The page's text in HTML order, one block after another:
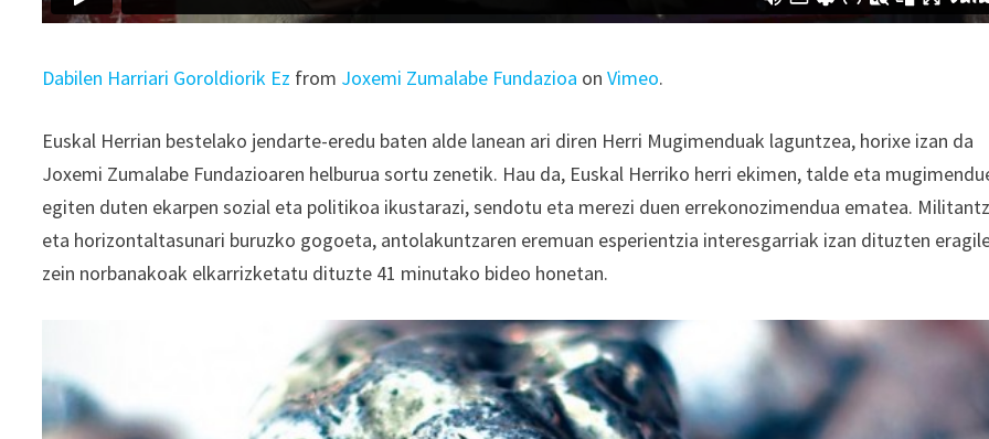
Dabilen Harriari Goroldiorik Ez from Joxemi Zumalabe Fundazioa onVimeo.
Euskal Herrian bestelako jendarte-eredu baten alde lanean ari diren Herri Mugimenduak laguntzea, horixe izan da
Joxemi Zumalabe Fundazioaren helburua sortu zenetik. Hau da, Euskal Herriko herri ekimen, talde eta
egiten duten ekarpen sozial eta politikoa ikustarazi, sendotu eta merezi duen errekonozimendua ematea.
eta horizontaltasunari buruzko gogoeta, antolakuntzaren eremuan esperientzia interesgarriak izan dituzten
zein norbanakoak elkarrizketatu dituzte 41 minutako bideo honetan.